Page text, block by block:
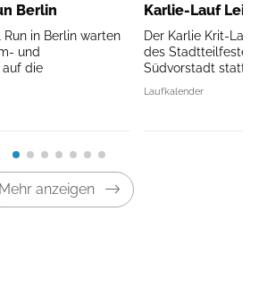
Berlin
in Berlin warten
und
auf die
Karlie-Lauf
Der Karlie Krit-
des Stadtteilfestes
Südvorstadt statt.
Laufkalender
Mehr anzeigen